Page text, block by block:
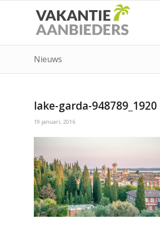
Nieuws
lake-garda-948789_1920
19 januari, 2016